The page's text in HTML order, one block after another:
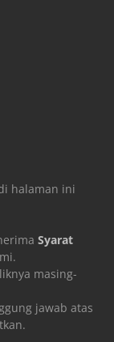
halaman ini
Syarat
masing-
jawab atas